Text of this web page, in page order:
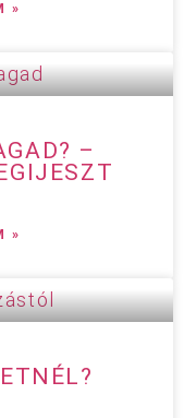
»
–
»